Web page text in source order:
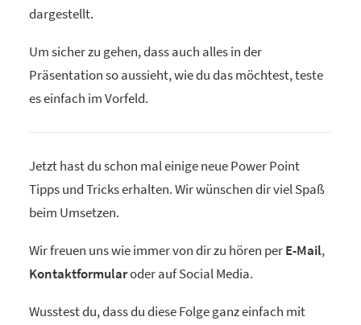
dargestellt.
Um sicher zu gehen, dass auch alles in der
Präsentation so aussieht, wie du das möchtest, teste
es einfach im Vorfeld.
Jetzt hast du schon mal einige neue Power Point
Tipps und Tricks erhalten. Wir wünschen dir viel Spaß
beim Umsetzen.
Wir freuen uns wie immer von dir zu hören perE-Mail,
Kontaktformularoder auf Social Media.
Wusstest du, dass du diese Folge ganz einfach mit